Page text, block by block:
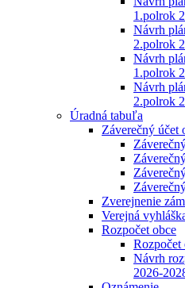
1.polrok
Návrh
2.polrok
Návrh
1.polrok
Návrh
2.polrok
Úradná tabuľa
Záverečný účet
Zverejnenie
Verejná
Rozpočet obce
Rozpočet
Návrh
2026-